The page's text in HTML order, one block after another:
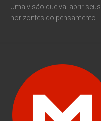
Uma visão que vai abrir seus
horizontes do pensamento